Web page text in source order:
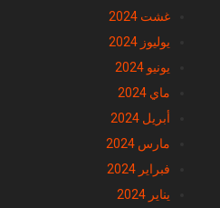
غشت 2024
يوليوز 2024
يونيو 2024
ماي 2024
أبريل 2024
مارس 2024
فبراير 2024
يناير 2024